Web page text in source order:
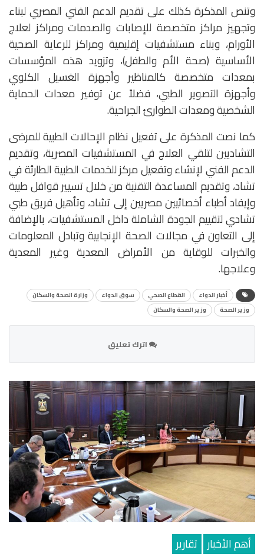
وتنص المذكرة كذلك على تقديم الدعم الفني المصري لبناء
وتجهيز مراكز متخصصة للإصابات والصدمات ومراكز لعلاج
الأورام، وبناء مستشفيات إقليمية ومراكز للرعاية الصحية
الأساسية (صحة الأم والطفل)، وتزويد هذه المؤسسات
بمعدات متخصصة كالمناظير وأجهزة الغسيل الكلوي
وأجهزة التصوير الطبي، فضلاً عن توفير معدات الحماية
الشخصية ومعدات الطوارئ الجراحية.
كما نصت المذكرة على تفعيل نظام الإحالات الطبية للمرضى
التشاديين لتلقي العلاج في المستشفيات المصرية، وتقديم
الدعم الفني لإنشاء وتفعيل مركز للخدمات الطبية الطارئة في
تشاد، وتقديم المساعدة التقنية من خلال تسيير قوافل طبية
وإيفاد أطباء أخصائيين مصريين إلى تشاد، وتأهيل فريق طبي
تشادي لتقييم الجودة الشاملة داخل المستشفيات، بالإضافة
إلى التعاون في مجالات الصحة الإنجابية وتبادل المعلومات
والخبرات للوقاية من الأمراض المعدية وغير المعدية
وعلاجها.
أخبار الدواء القطاع الصحي سوق الدواء
وزارة الصحة والسكان
وزير الصحة
وزير الصحة والسكان
اترك تعليق
أهم الأخبار تقارير